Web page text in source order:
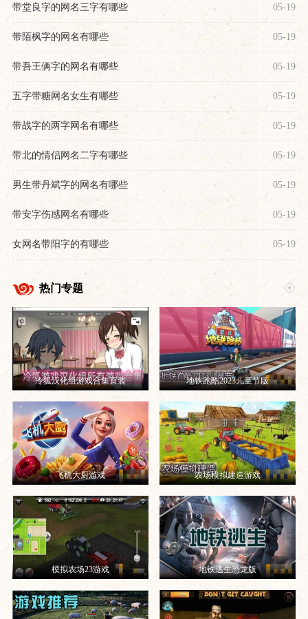
带堂良字的网名三字有哪些 05-19
带陌枫字的网名有哪些 05-19
带吾王俩字的网名有哪些 05-19
五字带糖网名女生有哪些 05-19
带战字的两字网名有哪些 05-19
带北的情侣网名二字有哪些 05-19
男生带丹斌字的网名有哪些 05-19
带安字伤感网名有哪些 05-19
女网名带阳字的有哪些 05-19
热门专题
冷狐汉化组游戏合集直装 地铁跑酷2023儿童节版
飞机大厨游戏 农场模拟建造游戏
模拟农场23游戏 地铁逃生恐龙版